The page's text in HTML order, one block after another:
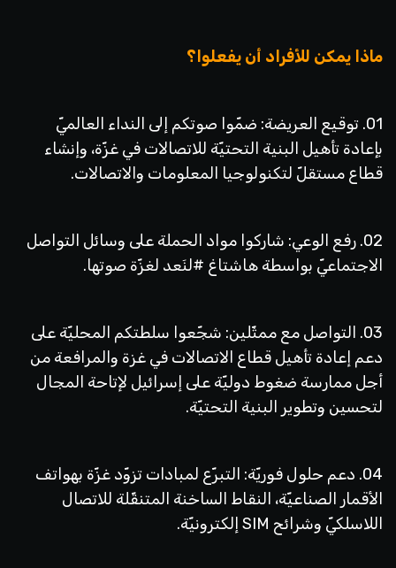
ماذا يمكن للأفراد أن يفعلوا؟
01. توقيع العريضة: ضمّوا صوتكم إلى النداء العالميّ
بإعادة تأهيل البنية التحتيّة للاتصالات في غزّة، وإنشاء
قطاع مستقلّ لتكنولوجيا المعلومات والاتصالات.
02. رفع الوعي: شاركوا مواد الحملة على وسائل التواصل
الاجتماعيّ بواسطة هاشتاغ #لنَعد لغزّة صوتها.
03. التواصل مع ممثّلين: شجّعوا سلطتكم المحليّة على
دعم إعادة تأهيل قطاع الاتصالات في غزة والمرافعة من
أجل ممارسة ضغوط دوليّة على إسرائيل لإتاحة المجال
لتحسين وتطوير البنية التحتيّة.
04. دعم حلول فوريّة: التبرّع لمبادات تزوّد غزّة بهواتف
الأقمار الصناعيّة، النقاط الساخنة المتنقّلة للاتصال
اللاسلكيّ وشرائح SIM إلكترونيّة.